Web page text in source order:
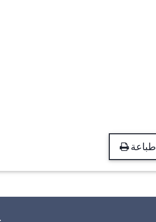
طباعة